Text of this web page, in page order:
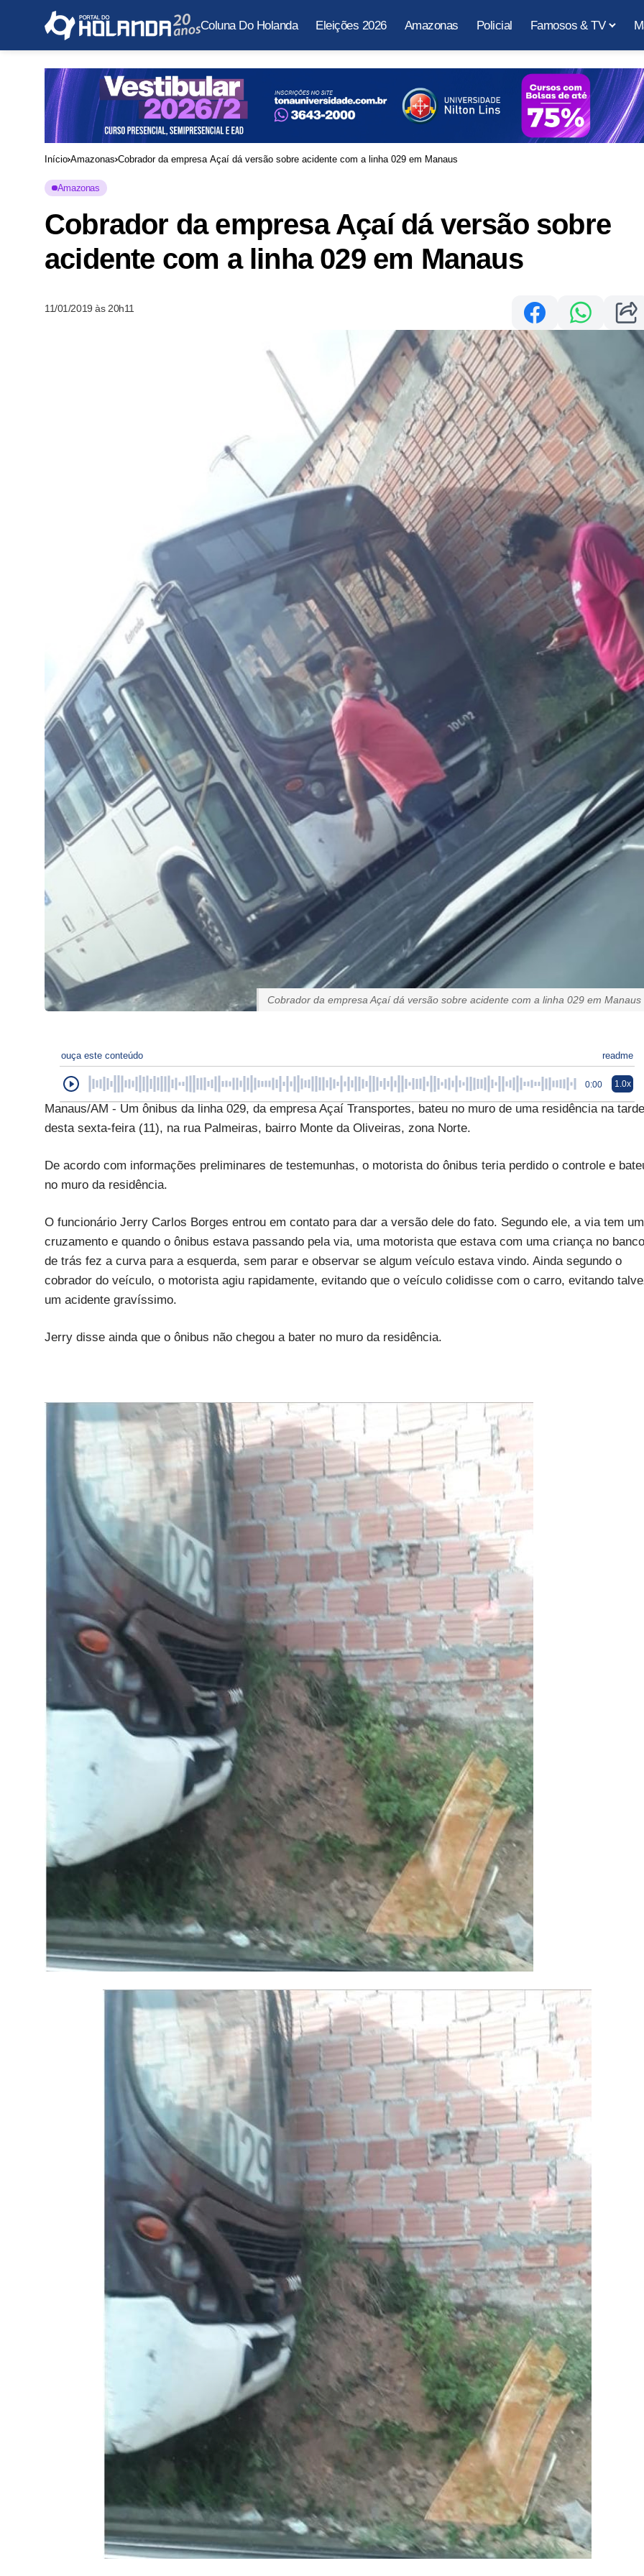
Coluna Do Holanda Eleições 2026 Amazonas Policial Famosos & TV
Início Amazonas Cobrador da empresa Açaí dá versão sobre acidente com a linha 029 em Manaus
Amazonas
Cobrador da empresa Açaí dá versão sobre
acidente com a linha 029 em Manaus
11/01/2019 às 20h11
Cobrador da empresa Açaí dá versão sobre acidente com a linha 029 em Manaus
ouça este conteúdo readme
0:00 1.0x
Manaus/AM - Um ônibus da linha 029, da empresa Açaí Transportes, bateu no muro de uma residência na tarde
desta sexta-feira (11), na rua Palmeiras, bairro Monte da Oliveiras, zona Norte.
De acordo com informações preliminares de testemunhas, o motorista do ônibus teria perdido o controle e
no muro da residência.
O funcionário Jerry Carlos Borges entrou em contato para dar a versão dele do fato. Segundo ele, a via tem um
cruzamento e quando o ônibus estava passando pela via, uma motorista que estava com uma criança no banco
de trás fez a curva para a esquerda, sem parar e observar se algum veículo estava vindo. Ainda segundo o
cobrador do veículo, o motorista agiu rapidamente, evitando que o veículo colidisse com o carro, evitando
um acidente gravíssimo.
Jerry disse ainda que o ônibus não chegou a bater no muro da residência.